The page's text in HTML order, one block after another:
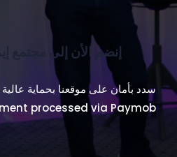
إنضم الأن إلى مجتمع
سدد بأمان على موقعنا بحماية عالية
processed via Paymob